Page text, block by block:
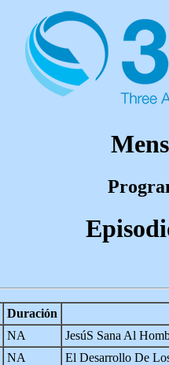
Duración
NA
JesúS Sana Al
NA
El Desarrollo De